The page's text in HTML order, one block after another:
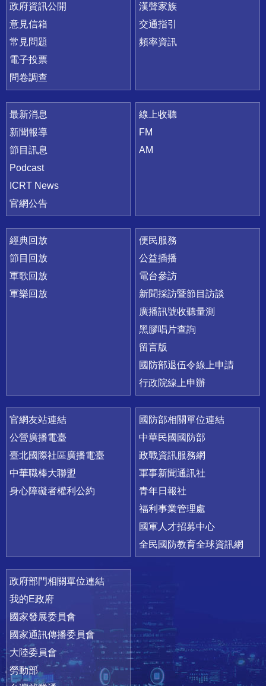
政府資訊公開
意見信箱
常見問題
電子投票
問卷調查
漢聲家族
交通指引
頻率資訊
最新消息
新聞報導
節目訊息
Podcast
ICRT News
官網公告
線上收聽
FM
AM
經典回放
節目回放
軍歌回放
軍樂回放
便民服務
公益插播
電台參訪
新聞採訪暨節目訪談
廣播訊號收聽量測
黑膠唱片查詢
留言版
國防部退伍令線上申請
行政院線上申辦
官網友站連結
公營廣播電臺
臺北國際社區廣播電臺
中華職棒大聯盟
身心障礙者權利公約
國防部相關單位連結
中華民國國防部
政戰資訊服務網
軍事新聞通訊社
青年日報社
福利事業管理處
國軍人才招募中心
全民國防教育全球資訊網
政府部門相關單位連結
我的E政府
國家發展委員會
國家通訊傳播委員會
大陸委員會
勞動部